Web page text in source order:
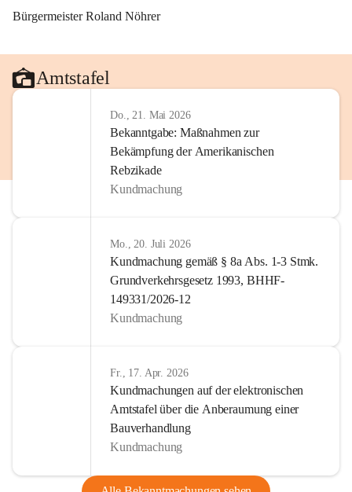
Bürgermeister Roland Nöhrer
Amtstafel
Do., 21. Mai 2026
Bekanntgabe: Maßnahmen zur
Bekämpfung der Amerikanischen
Rebzikade
Kundmachung
Mo., 20. Juli 2026
Kundmachung gemäß § 8a Abs. 1-3 Stmk.
Grundverkehrsgesetz 1993, BHHF-
149331/2026-12
Kundmachung
Fr., 17. Apr. 2026
Kundmachungen auf der elektronischen
Amtstafel über die Anberaumung einer
Bauverhandlung
Kundmachung